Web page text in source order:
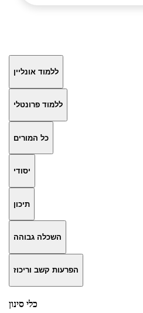
ללמוד אונליין
ללמוד פרונטלי
כל המורים
יסודי
תיכון
השכלה גבוהה
הפרעות קשב וריכוז
כלי סינון